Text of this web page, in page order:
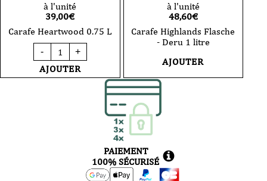
à l'unité
39,00€
Carafe Heartwood 0.75 L
-
quantité
de
Carafe
Heartwood
+
AJOUTER
à l'unité
48,60€
Carafe Highlands Flasche
- Deru 1 litre
AJOUTER
PAIEMENT
100% SÉCURISÉ